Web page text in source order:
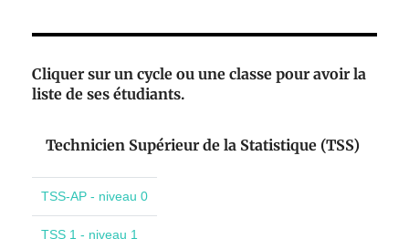
Cliquer sur un cycle ou une classe pour avoir la
liste de ses étudiants.
Technicien Supérieur de la Statistique (TSS)
TSS-AP - niveau 0
TSS 1 - niveau 1